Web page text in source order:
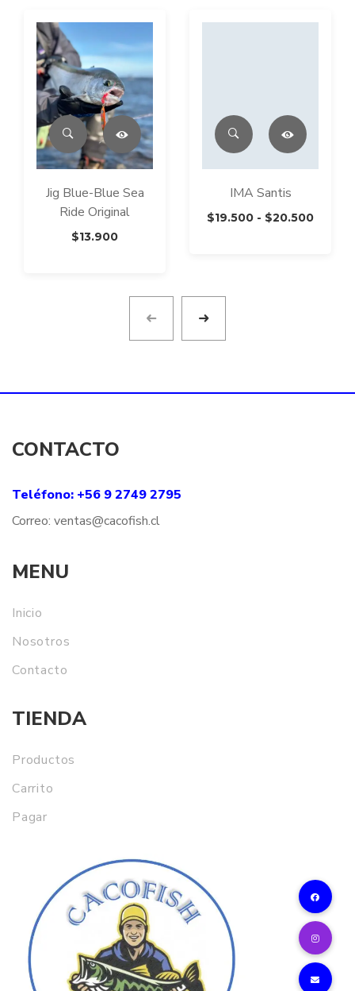
Jig Blue-Blue Sea
Ride Original
$13.900
IMA Santis
$19.500 - $20.500Rango
CONTACTO
Teléfono: +56 9 2749 2795
Correo: ventas@cacofish.cl
MENU
Inicio
Nosotros
Contacto
TIENDA
Productos
Carrito
Pagar